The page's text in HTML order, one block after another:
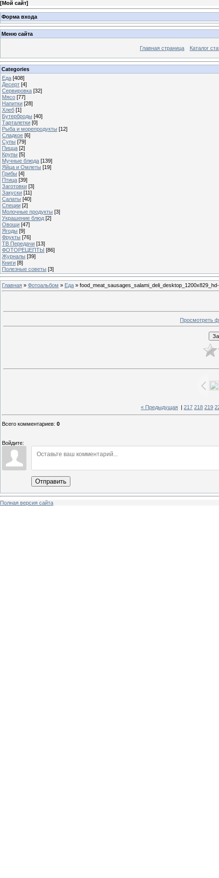
[Мой сайт]
Форма входа
Меню сайта
Главная страница Каталог
Categories
Еда [408]
Десерт [4]
Сервировка [32]
Мясо [77]
Напитки [28]
Хлеб [1]
Бутерброды [40]
Тарталетки [0]
Рыба и морепродукты [12]
Сладкое [6]
Супы [79]
Пицца [2]
Крупы [5]
Мучные блюда [139]
Яйца и Омлеты [19]
Грибы [4]
Птица [39]
Заготовки [3]
Закуски [11]
Салаты [40]
Специи [2]
Молочные продукты [3]
Украшение блюд [2]
Овощи [47]
Ягоды [9]
Фрукты [76]
ТВ Передачи [13]
ФОТОРЕЦЕПТЫ [86]
Журналы [39]
Книги [8]
Полезные советы [3]
Главная » Фотоальбом » Еда »
Просмотреть
« Предыдущая 217 218 219
Всего комментариев: 0
Войдите:
Отправить
Полная версия сайта